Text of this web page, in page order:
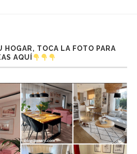
HOGAR, TOCA LA FOTO PARA
AQUÍ